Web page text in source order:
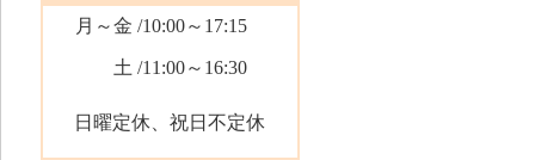
月～金 /10:00～17:15
土 /11:00～16:30
日曜定休、祝日不定休